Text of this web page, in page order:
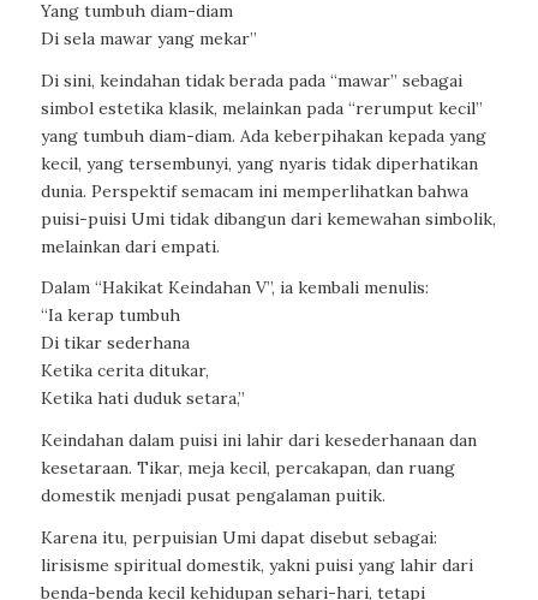
Yang tumbuh diam-diam
Di sela mawar yang mekar”
Di sini, keindahan tidak berada pada “mawar” sebagai
simbol estetika klasik, melainkan pada “rerumput kecil”
yang tumbuh diam-diam. Ada keberpihakan kepada yang
kecil, yang tersembunyi, yang nyaris tidak diperhatikan
dunia. Perspektif semacam ini memperlihatkan bahwa
puisi-puisi Umi tidak dibangun dari kemewahan simbolik,
melainkan dari empati.
Dalam “Hakikat Keindahan V”, ia kembali menulis:
“Ia kerap tumbuh
Di tikar sederhana
Ketika cerita ditukar,
Ketika hati duduk setara,”
Keindahan dalam puisi ini lahir dari kesederhanaan dan
kesetaraan. Tikar, meja kecil, percakapan, dan ruang
domestik menjadi pusat pengalaman puitik.
Karena itu, perpuisian Umi dapat disebut sebagai:
lirisisme spiritual domestik, yakni puisi yang lahir dari
benda-benda kecil kehidupan sehari-hari, tetapi